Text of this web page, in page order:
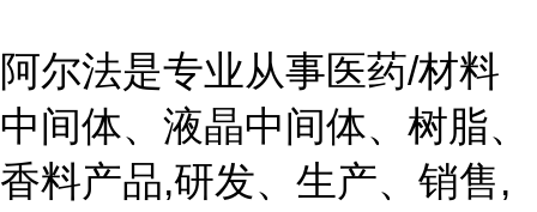
阿尔法是专业从事医药/材料
中间体、液晶中间体、树脂、
香料产品,研发、生产、销售,